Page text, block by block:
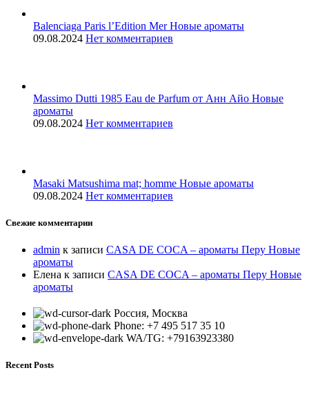
Balenciaga Paris l’Edition Mer Новые ароматы
09.08.2024 Нет комментариев
Massimo Dutti 1985 Eau de Parfum от Анн Айо Новые
ароматы
09.08.2024 Нет комментариев
Masaki Matsushima mat; homme Новые ароматы
09.08.2024 Нет комментариев
Свежие комментарии
admin к записи CASA DE COCA – ароматы Перу Новые
ароматы
Елена к записи CASA DE COCA – ароматы Перу Новые
ароматы
Россия, Москва
Phone: +7 495 517 35 10
WA/TG: +79163923380
Recent Posts